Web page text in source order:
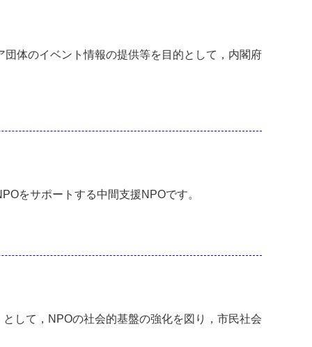
体のイベント情報の提供等を目的として，内閣府
をサポートする中間支援NPOです。
して，NPOの社会的基盤の強化を図り，市民社会